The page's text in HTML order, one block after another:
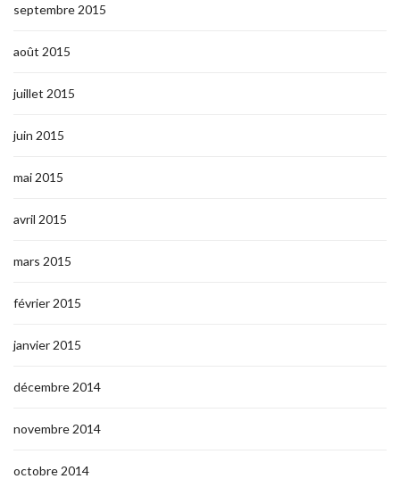
septembre 2015
août 2015
juillet 2015
juin 2015
mai 2015
avril 2015
mars 2015
février 2015
janvier 2015
décembre 2014
novembre 2014
octobre 2014